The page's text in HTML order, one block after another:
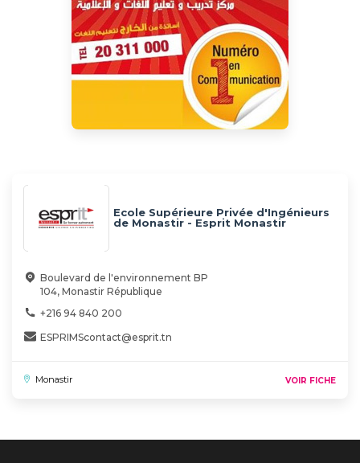
Ecole Supérieure Privée d'Ingénieurs
de Monastir - Esprit Monastir
Boulevard de l'environnement BP
104, Monastir République
+216 94 840 200
ESPRIMScontact@esprit.tn
Monastir VOIR FICHE